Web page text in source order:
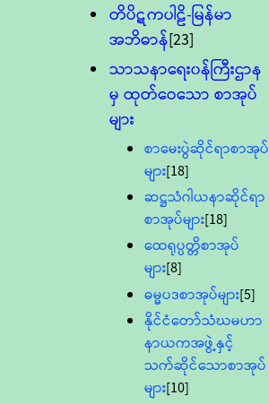
တိပိဋကပါဠိ-မြန်မာ
အဘိဓာန်[23]
သာသနာရေး၀န်ကြီးဌာန
မှ ထုတ်ဝေသော စာအုပ်
များ
စာမေးပွဲဆိုင်ရာစာအုပ်
များ[18]
ဆဋ္ဌသံဂါယနာဆိုင်ရာ
စာအုပ်များ[18]
ထေရုပ္ပတ္တိစာအုပ်
များ[8]
ဓမ္မပဒစာအုပ်များ[5]
နိုင်ငံတော်သံဃမဟာ
နာယကအဖွဲ့နှင့်
သက်ဆိုင်သောစာအုပ်
များ[10]